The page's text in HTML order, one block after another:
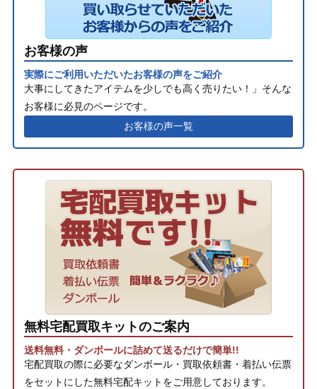
お客様の声
実際にご利用いただいたお客様の声をご紹介
大事にしてきたアイテムを少しでも高く売りたい！」そんな
お客様に必見のページです。
お客様の声一覧
無料宅配買取キットのご案内
送料無料・ダンボールに詰めて送るだけで簡単!!
宅配買取の際に必要なダンボール・買取依頼書・着払い伝票
をセットにした無料宅配キットをご用意しております。